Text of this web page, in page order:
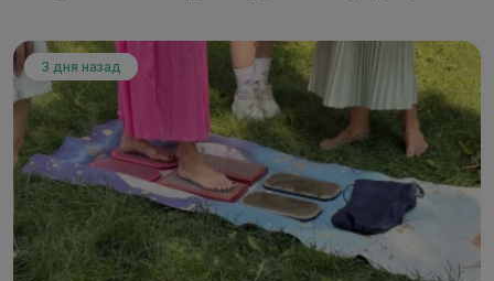
3 дня назад